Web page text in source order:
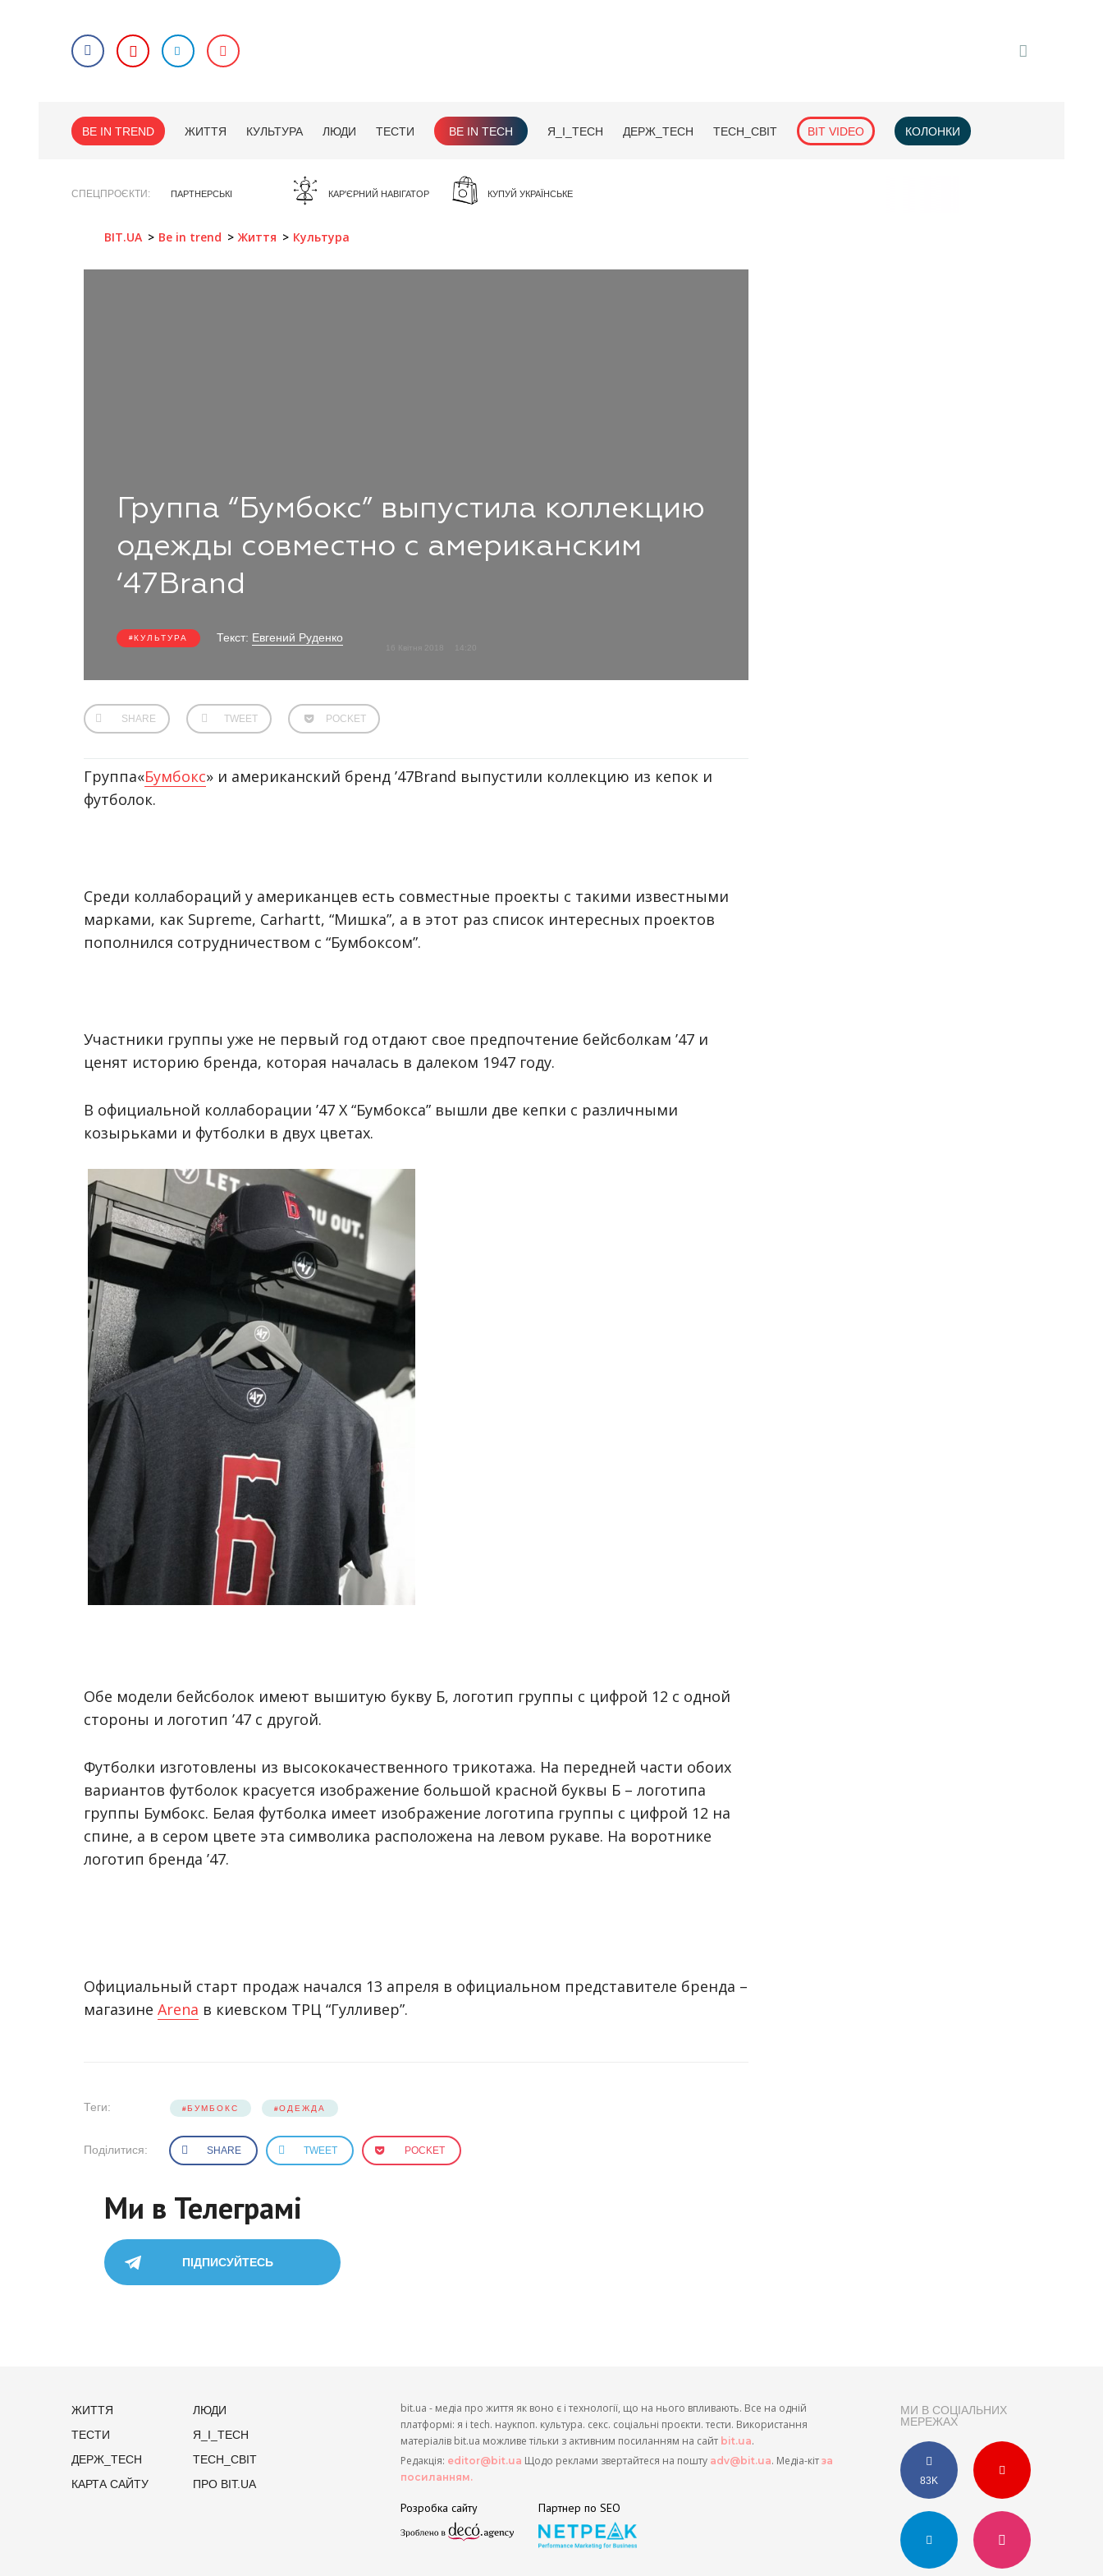
BE IN TREND ЖИТТЯ КУЛЬТУРА ЛЮДИ ТЕСТИ BE IN TECH Я_І_TECH ДЕРЖ_TECH TECH_СВІТ BIT VIDEO КОЛОНКИ
СПЕЦПРОЄКТИ ПАРТНЕРСЬКІ КАР'ЄРНИЙ НАВІГАТОР КУПУЙ УКРАЇНСЬКЕ
BIT.UA Be in trend Життя Культура
Группа “Бумбокс” выпустила коллекцию
одежды совместно с американским
‘47Brand
КУЛЬТУРА Текст: Евгений Руденко
SHARE TWEET POCKET
Группа«Бумбокс» и американский бренд ’47Brand выпустили коллекцию из кепок и
футболок.
Среди коллабораций у американцев есть совместные проекты с такими известными
марками, как Supreme, Carhartt, “Мишка”, а в этот раз список интересных проектов
пополнился сотрудничеством с “Бумбоксом”.
Участники группы уже не первый год отдают свое предпочтение бейсболкам ’47 и
ценят историю бренда, которая началась в далеком 1947 году.
В официальной коллаборации ’47 Х “Бумбокса” вышли две кепки с различными
козырьками и футболки в двух цветах.
Обе модели бейсболок имеют вышитую букву Б, логотип группы с цифрой 12 с одной
стороны и логотип ’47 с другой.
Футболки изготовлены из высококачественного трикотажа. На передней части обоих
вариантов футболок красуется изображение большой красной буквы Б – логотипа
группы Бумбокс. Белая футболка имеет изображение логотипа группы с цифрой 12 на
спине, а в сером цвете эта символика расположена на левом рукаве. На воротнике
логотип бренда ’47.
Официальный старт продаж начался 13 апреля в официальном представителе бренда –
магазине Arena в киевском ТРЦ “Гулливер”.
Теги: БУМБОКС ОДЕЖДА
Поділитися: SHARE TWEET POCKET
Ми в Телеграмі
ПІДПИСУЙТЕСЬ
ЖИТТЯ
ЛЮДИ
ТЕСТИ
Я_І_TECH
ДЕРЖ_TECH
TECH_СВІТ
КАРТА САЙТУ
ПРО BIT.UA
МИ В СОЦІАЛЬНИХ
МЕРЕЖАХ
83K
bit.ua - медіа про життя як воно є і технології, що на нього впливають. Все на одній
платформі: я і tech. наукпоп. культура. секс. соціальні проєкти. тести. Використання
матеріалів bit.ua можливе тільки з активним посиланням на сайт bit.ua.
Редакція: editor@bit.ua Щодо реклами звертайтеся на пошту adv@bit.ua. Медіа-кіт за
посиланням.
Розробка сайту Партнер по SEO